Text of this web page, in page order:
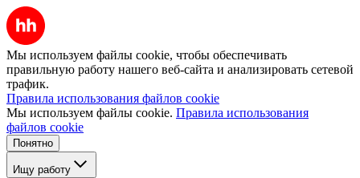
Мы используем файлы cookie, чтобы обеспечивать
правильную работу нашего веб-сайта и анализировать сетевой
трафик.
Правила использования файлов cookie
Мы используем файлы cookie. Правила использования
файлов cookie
Понятно
Ищу работу